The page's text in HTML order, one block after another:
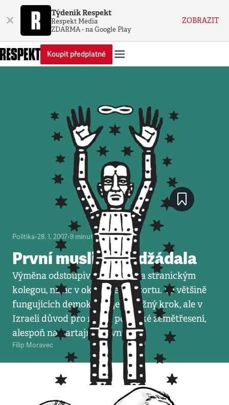
× Týdeník Respekt
Respekt Media
ZDARMA - na Google Play
ZOBRAZIT
Koupit předplatné
Politika•28. 1. 2007•9 minut
První muslim Madžádala
Výměna odstoupivšího ministra stranickým
kolegou, navíc v okrajovém rezortu. Ve většině
fungujících demokracií je to běžný krok, ale v
Izraeli důvod pro menší politické zemětřesení,
alespoň na partajní úrovni.
Filip Moravec